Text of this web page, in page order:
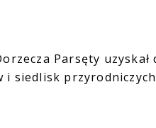
Parsęty
siedlisk